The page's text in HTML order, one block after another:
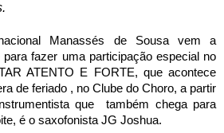
Manassés de Sousa vem a
fazer uma participação especial no
ATENTO E FORTE, que acontece
de feriado , no Clube do Choro, a partir
que também chega para
é o saxofonista JG Joshua.